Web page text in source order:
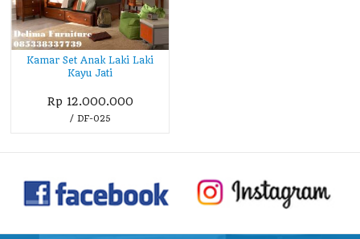
Kamar Set Anak Laki Laki
Kayu Jati
Rp 12.000.000
/ DF-025